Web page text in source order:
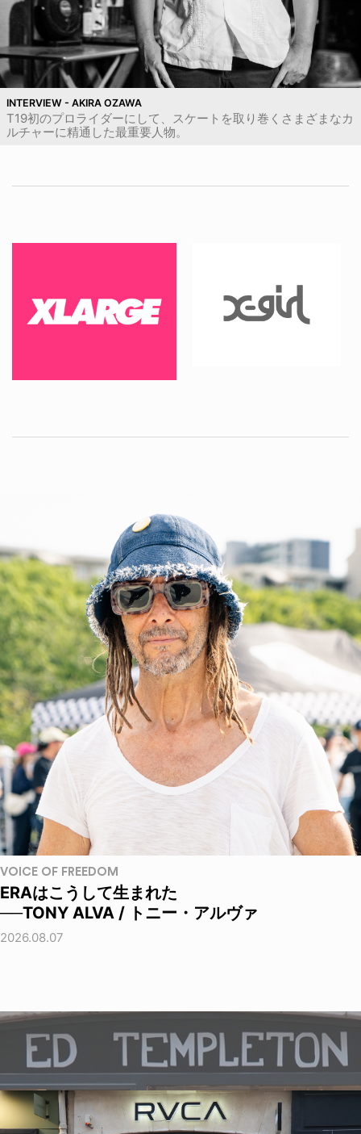
INTERVIEW - AKIRA OZAWA
T19初のプロライダーにして、スケートを取り巻くさまざまなカ
ルチャーに精通した最重要人物。
VOICE OF FREEDOM
ERAはこうして生まれた
──TONY ALVA / トニー・アルヴァ
2026.08.07